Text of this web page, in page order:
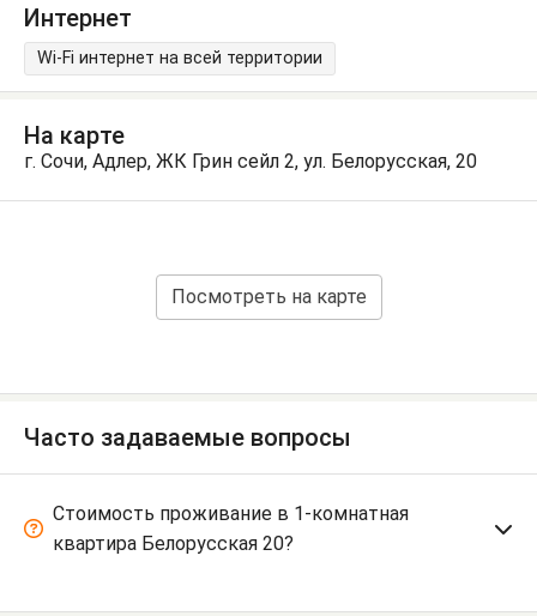
Интернет
Wi-Fi интернет на всей территории
На карте
г. Сочи, Адлер, ЖК Грин сейл 2, ул. Белорусская, 20
Посмотреть на карте
Часто задаваемые вопросы
Стоимость проживание в 1-комнатная
квартира Белорусская 20?